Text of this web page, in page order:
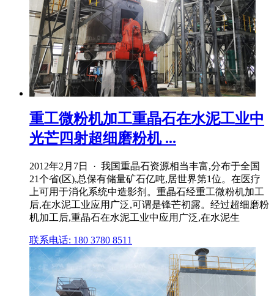
重工微粉机加工重晶石在水泥工业中
光芒四射超细磨粉机 ...
2012年2月7日 · 我国重晶石资源相当丰富,分布于全国
21个省(区),总保有储量矿石亿吨,居世界第1位。在医疗
上可用于消化系统中造影剂。重晶石经重工微粉机加工
后,在水泥工业应用广泛,可谓是锋芒初露。经过超细磨粉
机加工后,重晶石在水泥工业中应用广泛,在水泥生
联系电话: 180 3780 8511